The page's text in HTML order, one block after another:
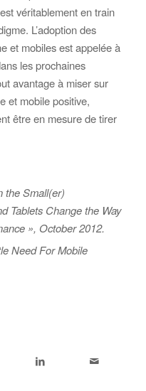
véritablement en train
L’adoption des
et mobiles est appelée à
les prochaines
avantage à miser sur
et mobile positive,
être en mesure de tirer
the Small(er)
Tablets Change the Way
», October 2012.
Need For Mobile